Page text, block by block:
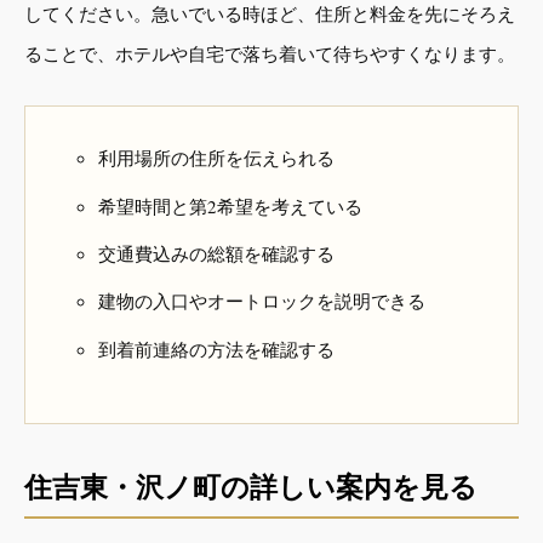
してください。急いでいる時ほど、住所と料金を先にそろえ
ることで、ホテルや自宅で落ち着いて待ちやすくなります。
利用場所の住所を伝えられる
希望時間と第2希望を考えている
交通費込みの総額を確認する
建物の入口やオートロックを説明できる
到着前連絡の方法を確認する
住吉東・沢ノ町の詳しい案内を見る